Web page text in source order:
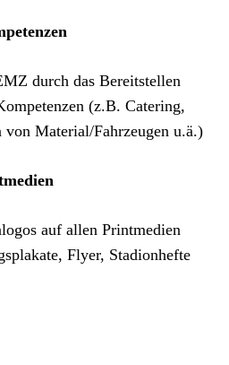
durch das Bereitstellen
(z.B. Catering,
Material/Fahrzeugen u.ä.)
auf allen Printmedien
Flyer, Stadionhefte